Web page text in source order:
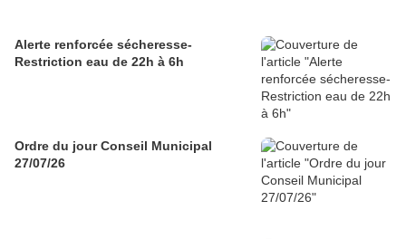
Alerte renforcée sécheresse-
Restriction eau de 22h à 6h
Ordre du jour Conseil Municipal
27/07/26